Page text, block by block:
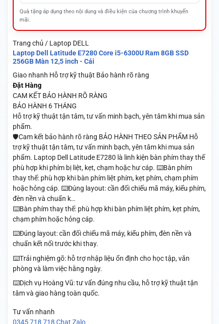
Quà tặng áp dụng theo nội dung và điều kiện của chương trình khuyến
mãi.
Trang chủ / Laptop DELL
Laptop Dell Latitude E7280 Core i5-6300U Ram 8GB SSD
256GB Màn 12,5 inch - Cái
Giao nhanh Hỗ trợ kỹ thuật Bảo hành rõ ràng
Đặt Hàng
CAM KẾT BẢO HÀNH RÕ RÀNG
BẢO HÀNH 6 THÁNG
Hỗ trợ kỹ thuật tận tâm, tư vấn minh bạch, yên tâm khi mua sản
phẩm.
🛡️Cam kết bảo hành rõ ràng BẢO HÀNH THEO SẢN PHẨM Hỗ
trợ kỹ thuật tận tâm, tư vấn minh bạch, yên tâm khi mua sản
phẩm. Laptop Dell Latitude E7280 là linh kiện bàn phím thay thế
phù hợp khi phím bị liệt, kẹt, chạm hoặc hư cáp. ⌨️Bàn phím
thay thế: phù hợp khi bàn phím liệt phím, kẹt phím, chạm phím
hoặc hỏng cáp. ⌨️Đúng layout: cần đối chiếu mã máy, kiểu phím,
đèn nền và chuẩn k…
⌨️Bàn phím thay thế: phù hợp khi bàn phím liệt phím, kẹt phím,
chạm phím hoặc hỏng cáp.
⌨️Đúng layout: cần đối chiếu mã máy, kiểu phím, đèn nền và
chuẩn kết nối trước khi thay.
⌨️Trải nghiệm gõ: hỗ trợ nhập liệu ổn định cho học tập, văn
phòng và làm việc hằng ngày.
⌨️Dịch vụ Hoàng Vũ: tư vấn đúng nhu cầu, hỗ trợ kỹ thuật tận
tâm và giao hàng toàn quốc.
Tư vấn nhanh
0345 718 718 Chat Zalo